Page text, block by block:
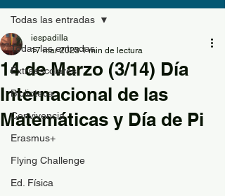
Todas las entradas
Extraescolares
Biblioteca
Convivencia
Erasmus+
Flying Challenge
Ed. Física
Todas las entradas
14 de Marzo (3/14) Día
Internacional de las
Matemáticas y Día de Pi
iespadilla
17 mar 2023 1 min de lectura